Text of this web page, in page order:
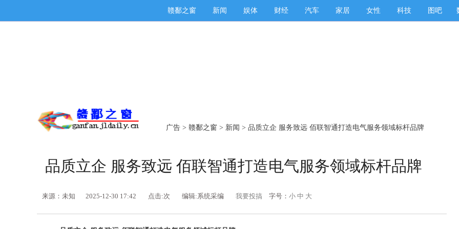
赣鄱之窗 新闻 娱体 财经 汽车 家居 女性 科技 图吧
广告 > 赣鄱之窗 > 新闻 > 品质立企 服务致远 佰联智通打造电气服务领域标杆品牌
品质立企 服务致远 佰联智通打造电气服务领域标杆品牌
来源：未知 2025-12-30 17:42 点击:次 编辑:系统采编 我要投搞 字号： 小 中 大